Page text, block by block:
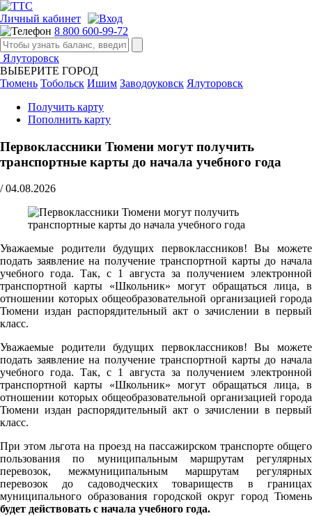
Личный кабинет
8 800 600-99-72
Ялуторовск
ВЫБЕРИТЕ ГОРОД
Тюмень Тобольск Ишим Заводоуковск Ялуторовск
Получить карту
Пополнить карту
Первоклассники Тюмени могут получить
транспортные карты до начала учебного года
/ 04.08.2026
Уважаемые родители будущих первоклассников! Вы можете
подать заявление на получение транспортной карты до начала
учебного года. Так, с 1 августа за получением электронной
транспортной карты «Школьник» могут обращаться лица, в
отношении которых общеобразовательной организацией города
Тюмени издан распорядительный акт о зачислении в первый
класс.
Уважаемые родители будущих первоклассников! Вы можете
подать заявление на получение транспортной карты до начала
учебного года. Так, с 1 августа за получением электронной
транспортной карты «Школьник» могут обращаться лица, в
отношении которых общеобразовательной организацией города
Тюмени издан распорядительный акт о зачислении в первый
класс.
При этом льгота на проезд на пассажирском транспорте общего
пользования по муниципальным маршрутам регулярных
перевозок, межмуниципальным маршрутам регулярных
перевозок до садоводческих товариществ в границах
муниципального образования городской округ город Тюмень
будет действовать с начала учебного года.